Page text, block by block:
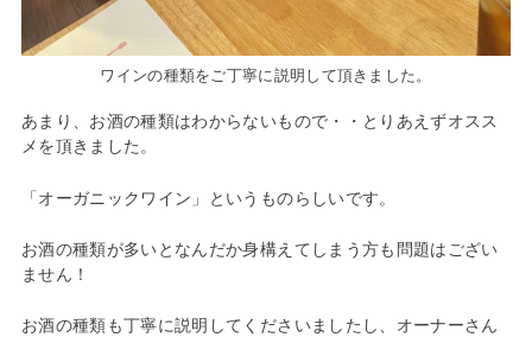
ワインの種類をご丁寧に説明して頂きました。
あまり、お酒の種類はわからないもので・・とりあえずオスス
メを頂きました。
「オーガニックワイン」というものらしいです。
お酒の種類が多いとなんだか身構えてしまう方も問題はござい
ません！
お酒の種類も丁寧に説明してくださいましたし、オーナーさん